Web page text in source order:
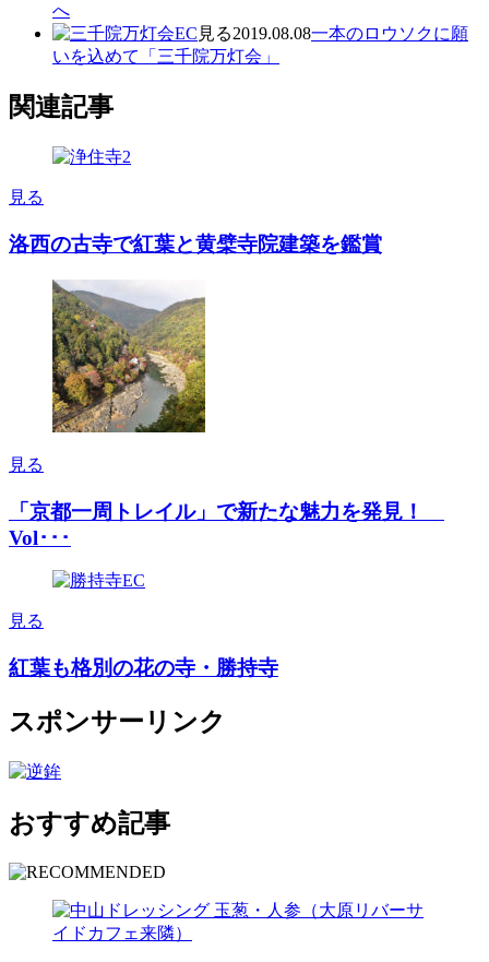
へ
見る2019.08.08一本のロウソクに願
いを込めて「三千院万灯会」
関連記事
見る
洛西の古寺で紅葉と黄檗寺院建築を鑑賞
見る
「京都一周トレイル」で新たな魅力を発見！
Vol･･･
見る
紅葉も格別の花の寺・勝持寺
スポンサーリンク
おすすめ記事